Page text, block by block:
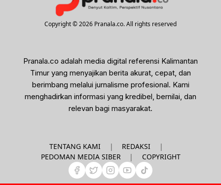
Copyright © 2026 Pranala.co. All rights reserved
Pranala.co adalah media digital referensi Kalimantan
Timur yang menyajikan berita akurat, cepat, dan
berimbang melalui jurnalisme profesional. Kami
menghadirkan informasi yang kredibel, bernilai, dan
relevan bagi masyarakat.
TENTANG KAMI | REDAKSI
|
PEDOMAN MEDIA SIBER
| COPYRIGHT